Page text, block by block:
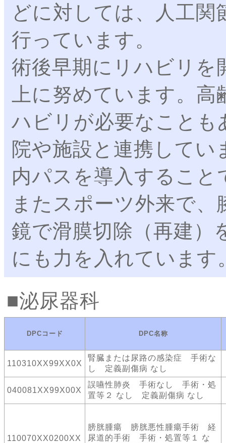
どに対しては、人工関
行っています。
術後早期にリハビリを
上に努めています。
ハビリが必要なことも
院や施設と連携して
内パスを導入するこ
またスポーツ外来で
鏡で滑膜切除（再建）
にも力を入れています
泌尿器科
DPCコード DPC名称
110310XX99XX0X
腎臓または尿路の感染症 手術な
し 定義副傷病 なし
040081XX99X00X
誤嚥性肺炎 手術なし 手術・処
置等２ なし 定義副傷病 なし
110070XX0200XX
膀胱腫瘍 膀胱悪性腫瘍手術 経
尿道的手術 手術・処置等１ な